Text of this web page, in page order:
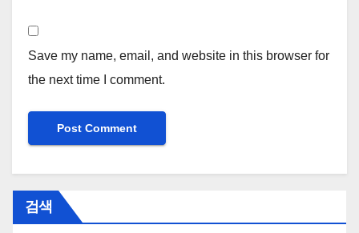
Save my name, email, and website in this browser for
the next time I comment.
검색